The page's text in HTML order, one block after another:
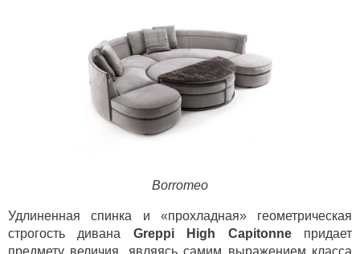
Borromeo
Удлиненная спинка и «прохладная» геометрическая
строгость дивана Greppi High Capitonneпридает